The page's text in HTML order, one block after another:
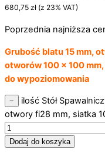
680,75 zł (z 23% VAT)
Poprzednia najniższa
Grubość blatu 15 mm,
otworów 100 x 100
do wypoziomowania
−
ilość Stół
otwory fi28 mm, siatka
Dodaj do koszyka